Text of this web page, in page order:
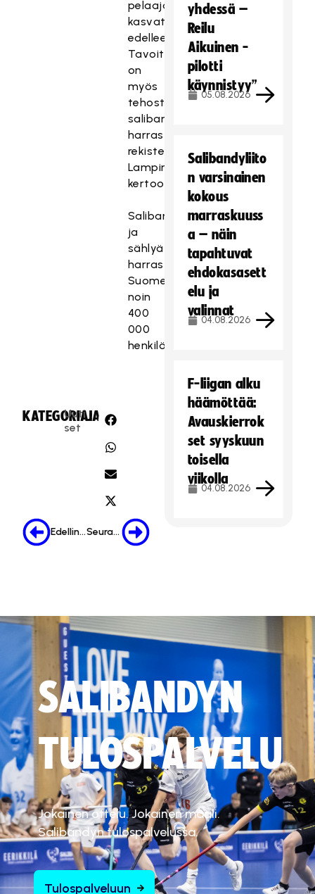
pelaajamäärien
kasvattamiseksi
edelleen.
Tavoitteenamme
on
myös
tehostaa
salibandyn
harrastajien
rekisteröintiä,
Lampinen
kertoo.
Salibandya
ja
sählyä
harrastaa
Suomessa
noin
400
000
henkilöä.
KATEGORIA:
Uuti
set
JAA:
Edellinen Seuraava
yhdessä –
Reilu
Aikuinen -
pilotti
käynnistyy”
05.08.2026
Salibandyliito
n varsinainen
kokous
marraskuuss
a – näin
tapahtuvat
ehdokasasett
elu ja
valinnat
04.08.2026
F-liigan alku
häämöttää:
Avauskierrok
set syyskuun
toisella
viikolla
04.08.2026
SALIBANDYN
TULOSPALVELU
Jokainen ottelu. Jokainen maali.
Salibandyn tulospalvelussa.
Tulospalveluun